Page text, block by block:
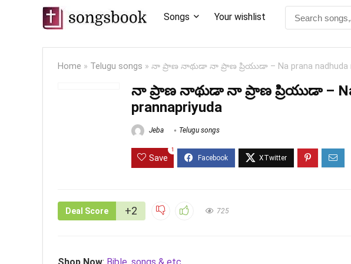
Songs Your wishlist
Home » Telugu songs » నా ప్రాణ నాథుడా నా ప్రాణ ప్రియుడా – Na prana nadhuda
నా ప్రాణ నాథుడా నా ప్రాణ ప్రియుడా – Na
prannapriyuda
Jeba Telugu songs
Save
1
Deal Score +2 725